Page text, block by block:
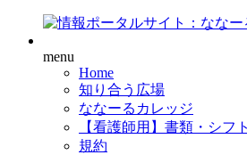
menu
Home
知り合う広場
ななーるカレッジ
【看護師用】書類・シフ
規約